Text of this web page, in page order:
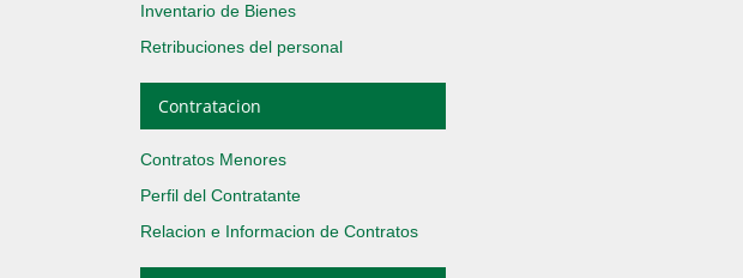
Inventario de Bienes
Retribuciones del personal
Contratacion
Contratos Menores
Perfil del Contratante
Relacion e Informacion de Contratos